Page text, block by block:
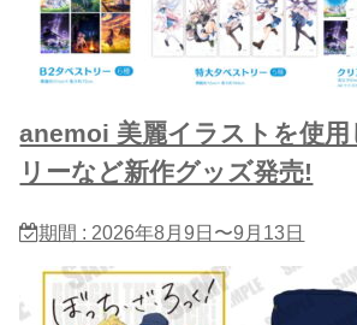
anemoi 美麗イラストを使用
リーなど新作グッズ発売!
期間 : 2026年8月9日〜9月13日